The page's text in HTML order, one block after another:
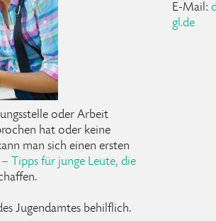
oder Arbeit
hat oder keine
man sich einen ersten
Tipps für junge Leute, die
Jugendamtes behilflich.
E-Mail:
gl.de